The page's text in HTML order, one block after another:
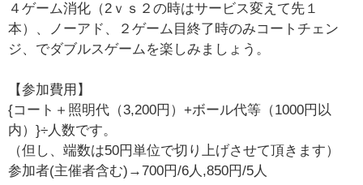
４ゲーム消化（2ｖｓ２の時はサービス変えて先１
本）、ノーアド、２ゲーム目終了時のみコートチェン
ジ、でダブルスゲームを楽しみましょう。
【参加費用】
{コート＋照明代（3,200円）+ボール代等（1000円以
内）}÷人数です。
（但し、端数は50円単位で切り上げさせて頂きます）
参加者(主催者含む)→700円/6人,850円/5人